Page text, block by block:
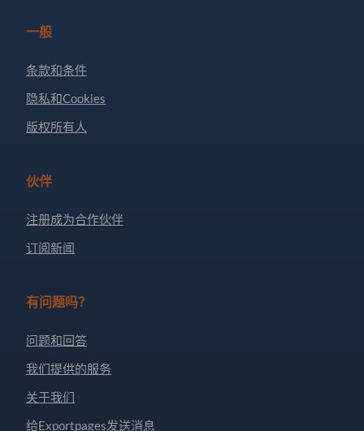
一般
条款和条件
隐私和Cookies
版权所有人
伙伴
注册成为合作伙伴
订阅新闻
有问题吗？
问题和回答
我们提供的服务
关于我们
给Exportpages发送消息